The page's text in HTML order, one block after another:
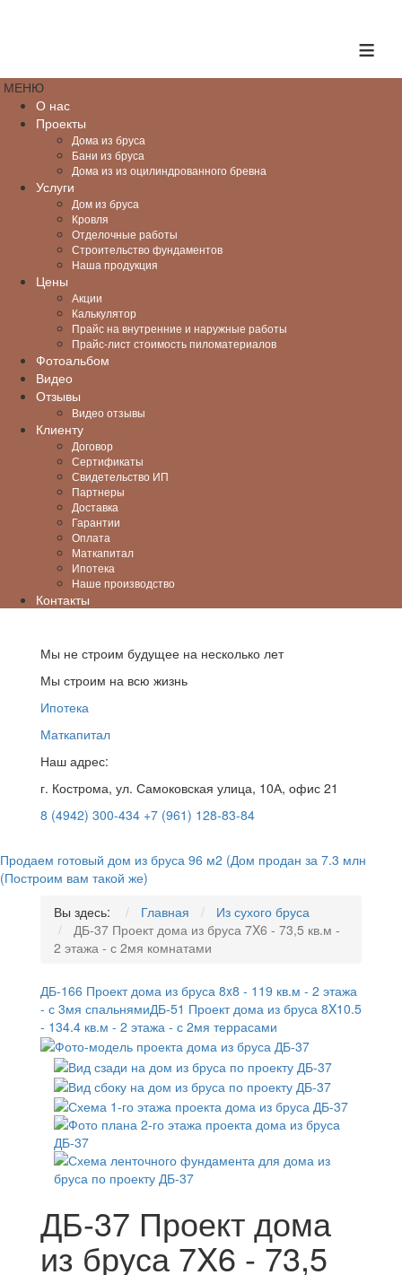
≡
МЕНЮ
О нас
Проекты
Дома из бруса
Бани из бруса
Дома из из оцилиндрованного бревна
Услуги
Дом из бруса
Кровля
Отделочные работы
Строительство фундаментов
Наша продукция
Цены
Акции
Калькулятор
Прайс на внутренние и наружные работы
Прайс-лист стоимость пиломатериалов
Фотоальбом
Видео
Отзывы
Видео отзывы
Клиенту
Договор
Сертификаты
Свидетельство ИП
Партнеры
Доставка
Гарантии
Оплата
Маткапитал
Ипотека
Наше производство
Контакты
Мы не строим будущее на несколько лет
Мы строим на всю жизнь
Ипотека
Маткапитал
Наш адрес:
г. Кострома, ул. Самоковская улица, 10А, офис 21
8 (4942) 300-434 +7 (961) 128-83-84
Продаем готовый дом из бруса 96 м2 (Дом продан за 7.3 млн
(Построим вам такой же)
Вы здесь:
Главная
Из сухого бруса
ДБ-37 Проект дома из бруса 7X6 - 73,5 кв.м -
2 этажа - с 2мя комнатами
ДБ-166 Проект дома из бруса 8x8 - 119 кв.м - 2 этажа
- с 3мя спальнямиДБ-51 Проект дома из бруса 8X10.5
- 134.4 кв.м - 2 этажа - с 2мя террасами
ДБ-37 Проект дома
из бруса 7X6 - 73,5